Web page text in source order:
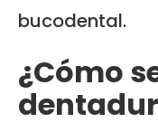
bucodental.
¿Cómo